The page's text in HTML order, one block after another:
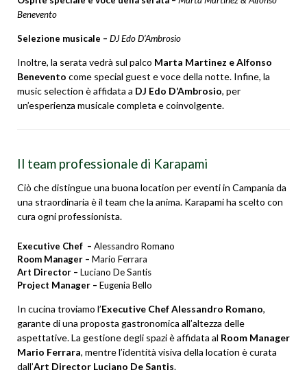
Benevento
Selezione musicale – DJ Edo D’Ambrosio
Inoltre, la serata vedrà sul palco Marta Martinez e Alfonso
Benevento come special guest e voce della notte. Infine, la
music selection è affidata a DJ Edo D’Ambrosio, per
un’esperienza musicale completa e coinvolgente.
Il team professionale di Karapami
Ciò che distingue una buona location per eventi in Campania da
una straordinaria è il team che la anima. Karapami ha scelto con
cura ogni professionista.
Executive Chef – Alessandro Romano
Room Manager – Mario Ferrara
Art Director – Luciano De Santis
Project Manager – Eugenia Bello
In cucina troviamo l’Executive Chef Alessandro Romano,
garante di una proposta gastronomica all’altezza delle
aspettative. La gestione degli spazi è affidata al Room Manager
Mario Ferrara, mentre l’identità visiva della location è curata
dall’Art Director Luciano De Santis.